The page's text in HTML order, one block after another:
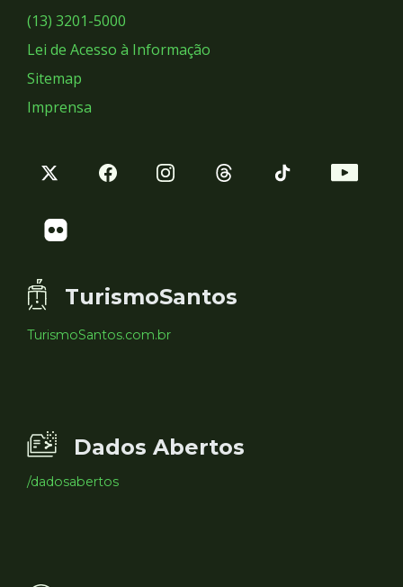
Sociais
(13) 3201-5000
Lei de Acesso à Informação
Sitemap
Imprensa
TurismoSantos
TurismoSantos.com.br
Dados Abertos
/dadosabertos